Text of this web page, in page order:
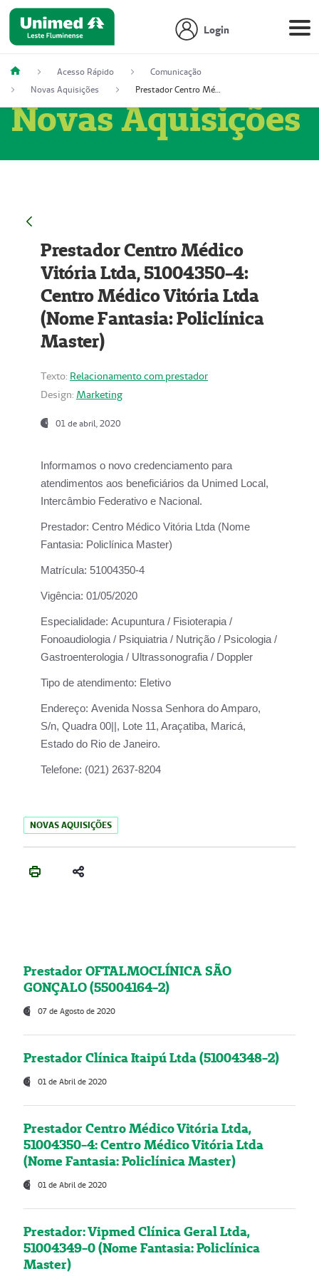
Login
Acesso Rápido
Comunicação
Novas Aquisições
Prestador Centro Médico Vitória Ltda, 51004350-4: Centro Médico Vitória Ltda (Nome Fantasia: Policlínica Master)
Novas Aquisições
Prestador Centro Médico
Vitória Ltda, 51004350-4:
Centro Médico Vitória Ltda
(Nome Fantasia: Policlínica
Master)
Texto: Relacionamento com prestador
Design: Marketing
01 de abril, 2020
Informamos o novo credenciamento para
atendimentos aos beneficiários da Unimed Local,
Intercâmbio Federativo e Nacional.
Prestador: Centro Médico Vitória Ltda (Nome
Fantasia: Policlínica Master)
Matrícula: 51004350-4
Vigência: 01/05/2020
Especialidade: Acupuntura / Fisioterapia /
Fonoaudiologia / Psiquiatria / Nutrição / Psicologia /
Gastroenterologia / Ultrassonografia / Doppler
Tipo de atendimento: Eletivo
Endereço: Avenida Nossa Senhora do Amparo,
S/n, Quadra 00||, Lote 11, Araçatiba, Maricá,
Estado do Rio de Janeiro.
Telefone: (021) 2637-8204
NOVAS AQUISIÇÕES
Prestador OFTALMOCLÍNICA SÃO
GONÇALO (55004164-2)
07 de Agosto de 2020
Prestador Clínica Itaipú Ltda (51004348-2)
01 de Abril de 2020
Prestador Centro Médico Vitória Ltda,
51004350-4: Centro Médico Vitória Ltda
(Nome Fantasia: Policlínica Master)
01 de Abril de 2020
Prestador: Vipmed Clínica Geral Ltda,
51004349-0 (Nome Fantasia: Policlínica
Master)